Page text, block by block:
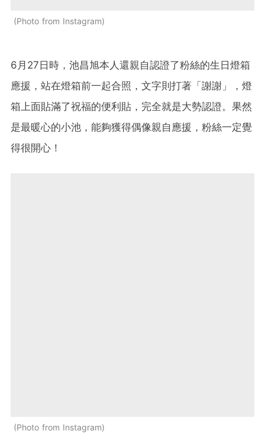
Photo from Instagram
6月27日時，池昌旭本人還親自認證了粉絲的生日燈箱
應援，站在燈箱前一起合照，文字則打著「謝謝」，燈
箱上面貼滿了祝福的便利貼，完全就是大勢認證。果然
是最暖心的小池，能夠獲得偶像親自應援，粉絲一定覺
得很開心！
Photo from Instagram